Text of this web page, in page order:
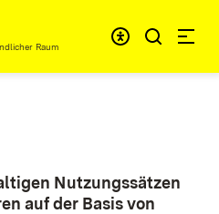
Raum
Nutzungssätzen
auf der Basis von